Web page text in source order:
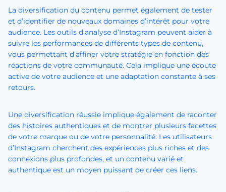
La diversification du contenu permet également de tester
et d’identifier de nouveaux domaines d’intérêt pour votre
audience. Les outils d’analyse d’Instagram peuvent aider à
suivre les performances de différents types de contenu,
vous permettant d’affiner votre stratégie en fonction des
réactions de votre communauté. Cela implique une écoute
active de votre audience et une adaptation constante à ses
retours.
Une diversification réussie implique également de raconter
des histoires authentiques et de montrer plusieurs facettes
de votre marque ou de votre personnalité. Les utilisateurs
d’Instagram cherchent des expériences plus riches et des
connexions plus profondes, et un contenu varié et
authentique est un moyen puissant de créer ces liens.